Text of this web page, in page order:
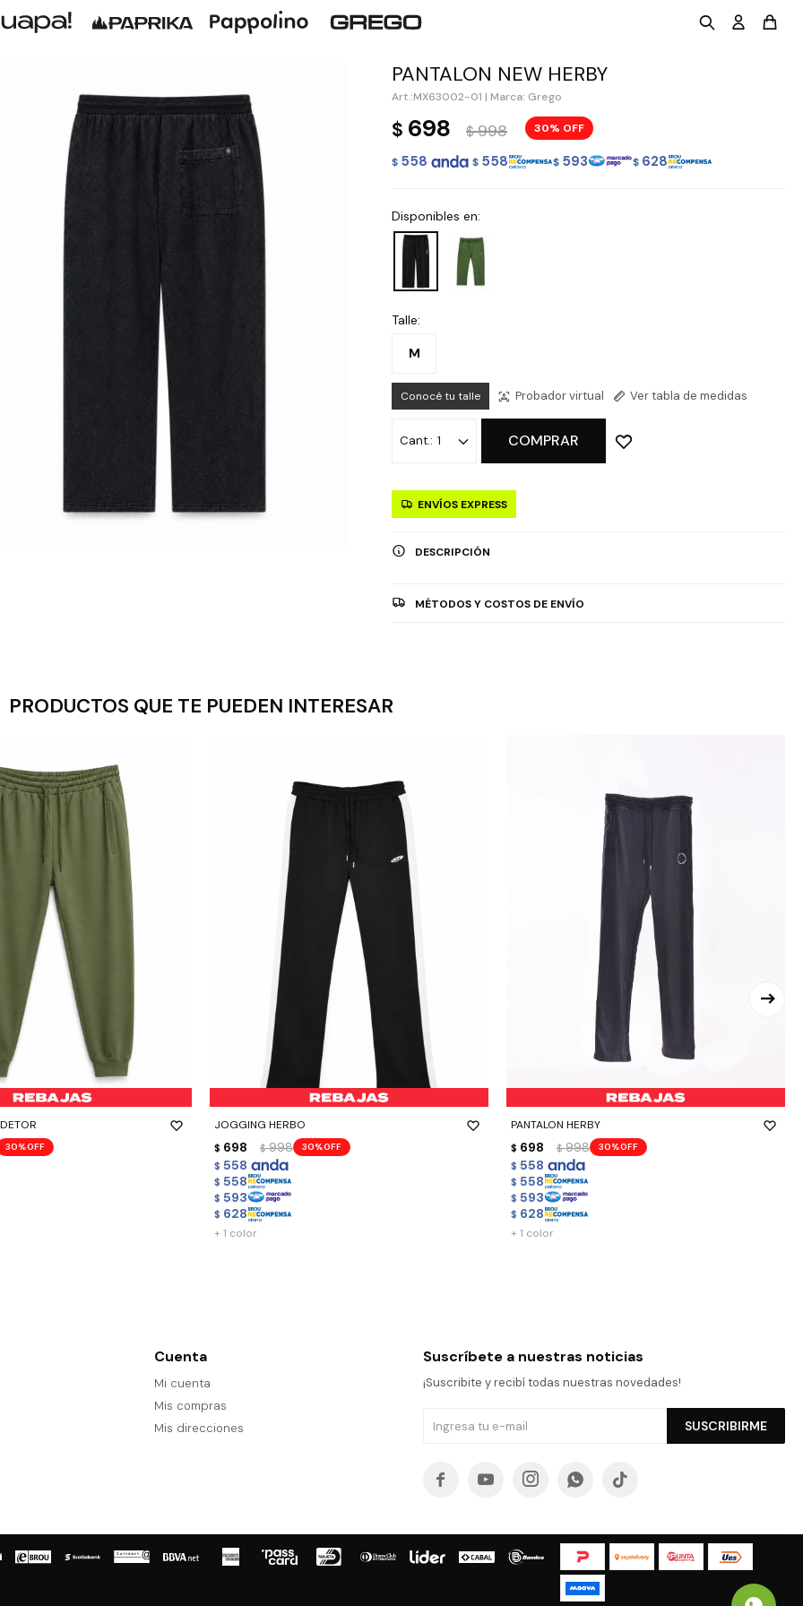
PANTALON NEW HERBY
MX63002-01 | Marca: Grego
$ 698 $ 998 30
$ 558 $ 558 $ 593 $ 628
Disponibles en:
Talle:
M
Conocé tu talle Probador virtual Ver tabla de medidas
1 COMPRAR
ENVÍOS EXPRESS
DESCRIPCIÓN
MÉTODOS Y COSTOS DE ENVÍO
PRODUCTOS QUE TE PUEDEN INTERESAR
30
JOGGING HERBO
$ 698 $ 998 30
$ 558
$ 558
$ 593
$ 628
- +
+ 1 color
PANTALON HERBY
$ 698 $ 998 30
$ 558
$ 558
$ 593
$ 628
- +
+ 1 color
Cuenta
Mi cuenta
Mis compras
Mis direcciones
Suscríbete a nuestras noticias
¡Suscribite y recibí todas nuestras novedades!
SUSCRIBIRME
    